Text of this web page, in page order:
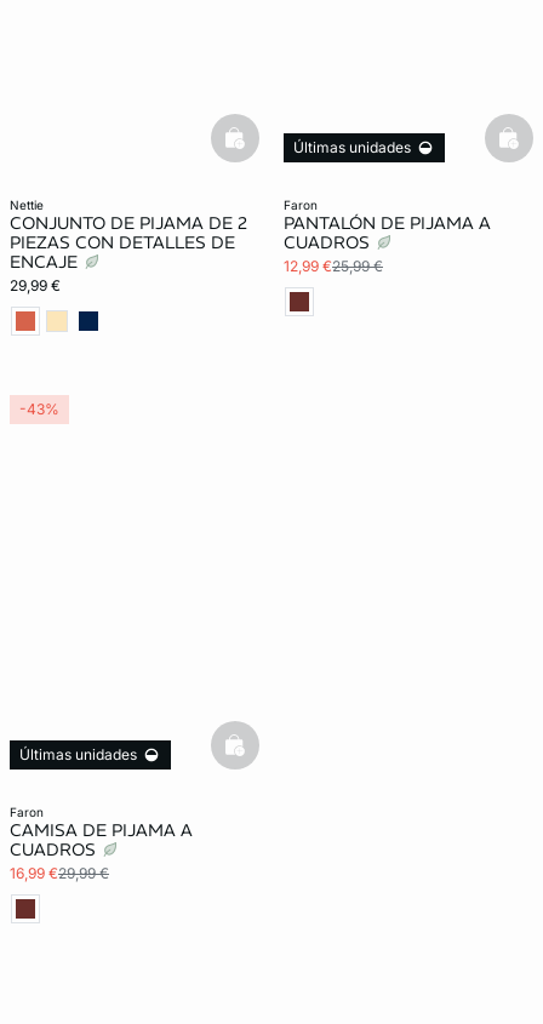
nettie
CONJUNTO DE PIJAMA DE 2
PIEZAS CON DETALLES DE
ENCAJE
29,99 €
basketfull
faron
PANTALÓN DE PIJAMA A
CUADROS
12,99 €25,99 €
Últimas unidades
faron
CAMISA DE PIJAMA A
CUADROS
16,99 €29,99 €
Últimas unidades basketfull
-43%